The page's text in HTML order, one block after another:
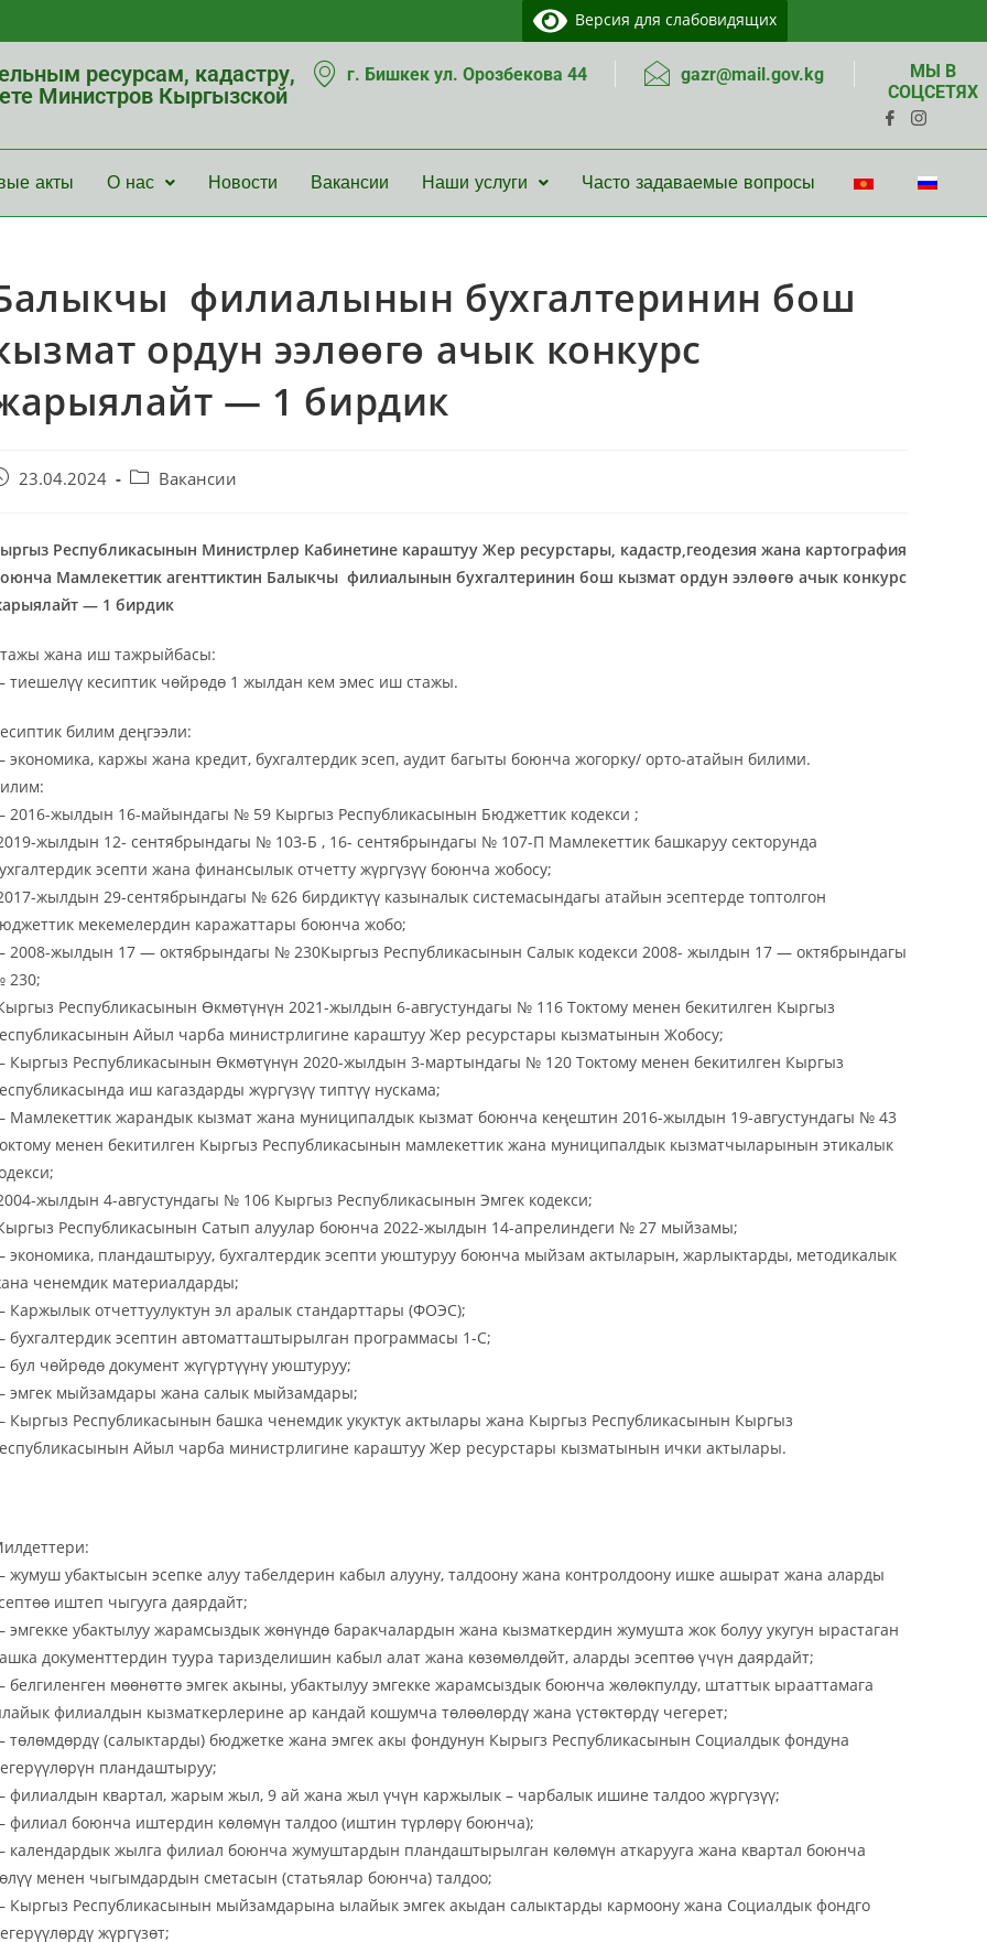
Версия для слабовидящих
ресурсам, кадастру,
Министров Кыргызской
г. Бишкек ул. Орозбекова 44 gazr@mail.gov.kg
МЫ В
СОЦСЕТЯХ
акты О нас Новости Вакансии Наши услуги Часто задаваемые вопросы
филиалынын бухгалтеринин бош
ордун ээлөөгө ачык конкурс
— 1 бирдик
23.04.2024 Вакансии
Республикасынын Министрлер Кабинетине караштуу Жер ресурстары, кадастр,геодезия жана картография
Мамлекеттик агенттиктин Балыкчы филиалынын бухгалтеринин бош кызмат ордун ээлөөгө ачык конкурс
— 1 бирдик
жана иш тажрыйбасы:
тиешелүү кесиптик чөйрөдө 1 жылдан кем эмес иш стажы.
билим деңгээли:
экономика, каржы жана кредит, бухгалтердик эсеп, аудит багыты боюнча жогорку/ орто-атайын билими.
2016-жылдын 16-майындагы № 59 Кыргыз Республикасынын Бюджеттик кодекси ;
жылдын 12- сентябрындагы № 103-Б , 16- сентябрындагы № 107-П Мамлекеттик башкаруу секторунда
эсепти жана финансылык отчетту жүргүзүү боюнча жобосу;
жылдын 29-сентябрындагы № 626 бирдиктүү казыналык системасындагы атайын эсептерде топтолгон
мекемелердин каражаттары боюнча жобо;
2008-жылдын 17 — октябрындагы № 230Кыргыз Республикасынын Салык кодекси 2008- жылдын 17 — октябрындагы
230;
Республикасынын Өкмөтүнүн 2021-жылдын 6-августундагы № 116 Токтому менен бекитилген Кыргыз
Айыл чарба министрлигине караштуу Жер ресурстары кызматынын Жобосу;
Кыргыз Республикасынын Өкмөтүнүн 2020-жылдын 3-мартындагы № 120 Токтому менен бекитилген Кыргыз
иш кагаздарды жүргүзүү типтүү нускама;
Мамлекеттик жарандык кызмат жана муниципалдык кызмат боюнча кеңештин 2016-жылдын 19-августундагы № 43
менен бекитилген Кыргыз Республикасынын мамлекеттик жана муниципалдык кызматчыларынын этикалык
жылдын 4-августундагы № 106 Кыргыз Республикасынын Эмгек кодекси;
Республикасынын Сатып алуулар боюнча 2022-жылдын 14-апрелиндеги № 27 мыйзамы;
экономика, пландаштыруу, бухгалтердик эсепти уюштуруу боюнча мыйзам актыларын, жарлыктарды, методикалык
ченемдик материалдарды;
Каржылык отчеттуулуктун эл аралык стандарттары (ФОЭС);
бухгалтердик эсептин автоматташтырылган программасы 1-С;
бул чөйрөдө документ жүгүртүүнү уюштуруу;
эмгек мыйзамдары жана салык мыйзамдары;
Кыргыз Республикасынын башка ченемдик укуктук актылары жана Кыргыз Республикасынын Кыргыз
Айыл чарба министрлигине караштуу Жер ресурстары кызматынын ички актылары.
жумуш убактысын эсепке алуу табелдерин кабыл алууну, талдоону жана контролдоону ишке ашырат жана аларды
иштеп чыгууга даярдайт;
эмгекке убактылуу жарамсыздык жөнүндө баракчалардын жана кызматкердин жумушта жок болуу укугун ырастаган
документтердин туура таризделишин кабыл алат жана көзөмөлдөйт, аларды эсептөө үчүн даярдайт;
белгиленген мөөнөттө эмгек акыны, убактылуу эмгекке жарамсыздык боюнча жөлөкпулду, штаттык ырааттамага
филиалдын кызматкерлерине ар кандай кошумча төлөөлөрдү жана үстөктөрдү чегерет;
төлөмдөрдү (салыктарды) бюджетке жана эмгек акы фондунун Кырыгз Республикасынын Социалдык фондуна
пландаштыруу;
филиалдын квартал, жарым жыл, 9 ай жана жыл үчүн каржылык – чарбалык ишине талдоо жүргүзүү;
филиал боюнча иштердин көлөмүн талдоо (иштин түрлөрү боюнча);
календардык жылга филиал боюнча жумуштардын пландаштырылган көлөмүн аткарууга жана квартал боюнча
менен чыгымдардын сметасын (статьялар боюнча) талдоо;
Кыргыз Республикасынын мыйзамдарына ылайык эмгек акыдан салыктарды кармоону жана Социалдык фондго
жүргүзөт;